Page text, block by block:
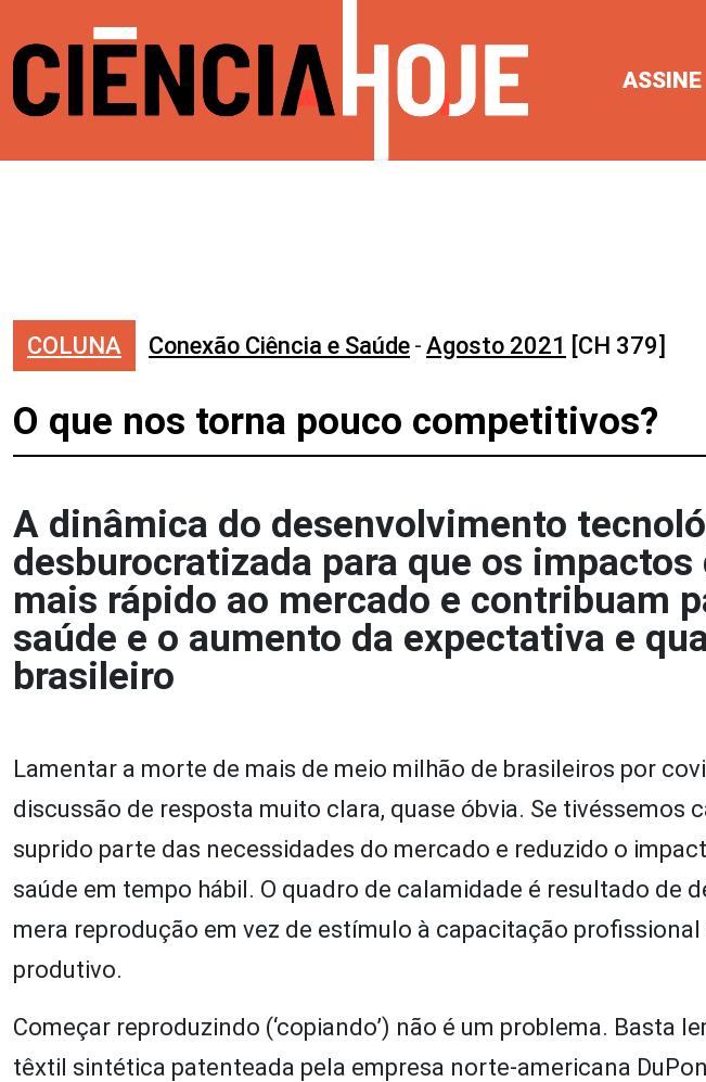
ASSINE
COLUNA Conexão Ciência e Saúde - Agosto 2021 [CH 379]
O que nos torna pouco competitivos?
A dinâmica do desenvolvimento
desburocratizada para que os
mais rápido ao mercado e contribuam
saúde e o aumento da expectativa e
brasileiro
Lamentar a morte de mais de meio milhão de brasileiros por
discussão de resposta muito clara, quase óbvia. Se tivéssemos
suprido parte das necessidades do mercado e reduzido o
saúde em tempo hábil. O quadro de calamidade é resultado de
mera reprodução em vez de estímulo à capacitação
produtivo.
Começar reproduzindo (‘copiando’) não é um problema. Basta
têxtil sintética patenteada pela empresa norte-americana